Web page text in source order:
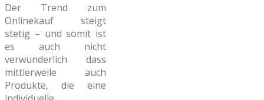
Der Trend zum
Onlinekauf steigt
stetig – und somit ist
es auch nicht
verwunderlich dass
mittlerweile auch
Produkte, die eine